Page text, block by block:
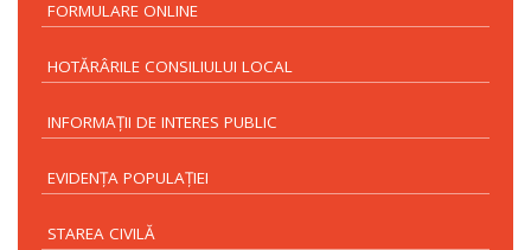
FORMULARE ONLINE
HOTĂRÂRILE CONSILIULUI LOCAL
INFORMAŢII DE INTERES PUBLIC
EVIDENŢA POPULAŢIEI
STAREA CIVILĂ